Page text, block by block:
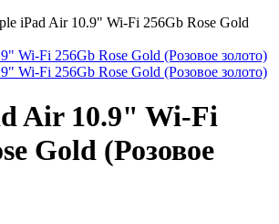
iPad Air 10.9" Wi-Fi 256Gb Rose Gold
Air 10.9" Wi-Fi
Gold (Розовое